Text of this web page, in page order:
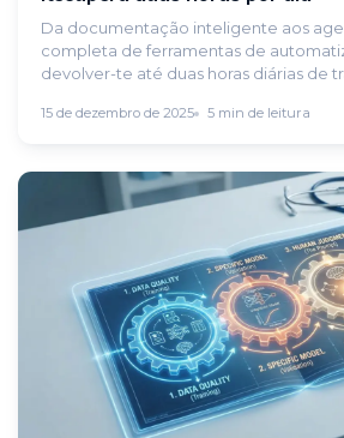
Da documentação inteligente aos
completa de ferramentas de
devolver-te até duas horas diárias de
15 de dezembro de 2025 5 min de leitura